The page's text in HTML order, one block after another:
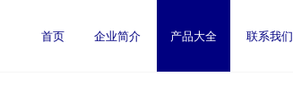
首页 企业简介 产品大全 联系我们